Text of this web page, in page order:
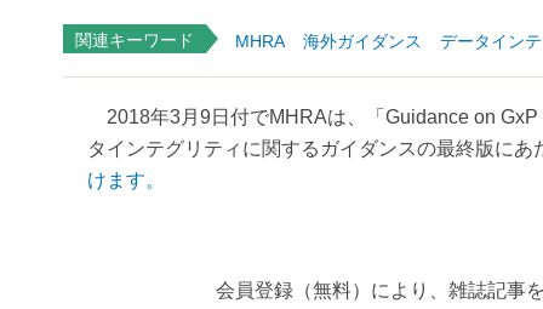
関連キーワード MHRA 海外ガイダンス データイン
2018年3月9日付でMHRAは、「Guidance on
タインテグリティに関するガイダンスの最終版に
けます。
会員登録（無料）により、雑誌記事